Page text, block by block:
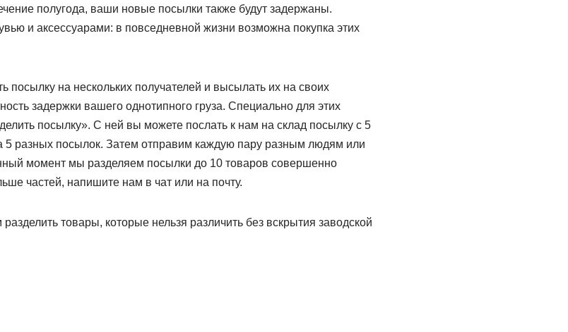
полугода, ваши новые посылки также будут задержаны.
и аксессуарами: в повседневной жизни возможна покупка этих
посылку на нескольких получателей и высылать их на своих
задержки вашего однотипного груза. Специально для этих
посылку». С ней вы можете послать к нам на склад посылку с 5
5 разных посылок. Затем отправим каждую пару разным людям или
момент мы разделяем посылки до 10 товаров совершенно
частей, напишите нам в чат или на почту.
товары, которые нельзя различить без вскрытия заводской